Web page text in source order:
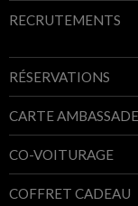
RECRUTEMENTS
RÉSERVATIONS
CARTE
CO-VOITURAGE
COFFRET CADEAU